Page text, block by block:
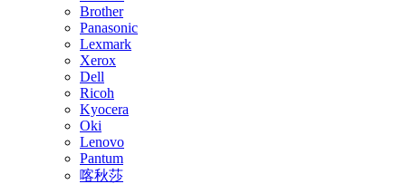
Brother
Panasonic
Lexmark
Xerox
Dell
Ricoh
Kyocera
Oki
Lenovo
Pantum
喀秋莎